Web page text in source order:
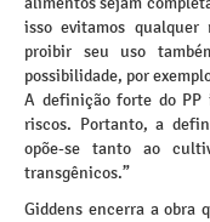
isso evitamos qualquer
proibir seu uso
possibilidade, por
A definição forte do PP
riscos. Portanto, a
opõe-se tanto ao
transgênicos.”
Giddens encerra a obra